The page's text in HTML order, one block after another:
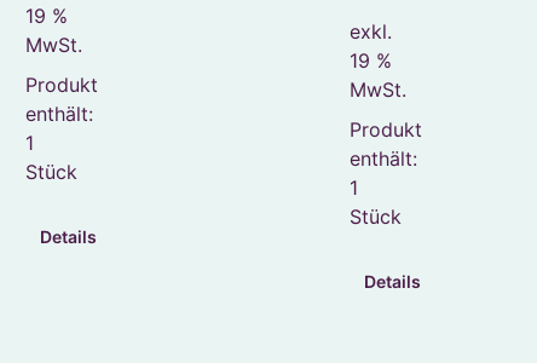
19 %
MwSt.
Produkt
enthält:
1
Stück
Details
exkl.
19 %
MwSt.
Produkt
enthält:
1
Stück
Details